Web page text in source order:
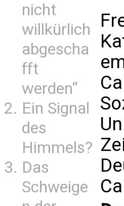
nicht
willkürlich
abgescha
fft
werden“
Ein Signal
des
Himmels?
Das
Schweige